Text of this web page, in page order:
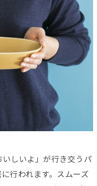
いしいよ」が行き交うパ
行われます。スムーズ